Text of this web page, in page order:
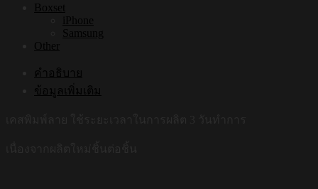
Boxset
iPhone
Samsung
Other
คำอธิบาย
ข้อมูลเพิ่มเติม